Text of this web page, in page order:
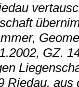
GZ.
Riedau,